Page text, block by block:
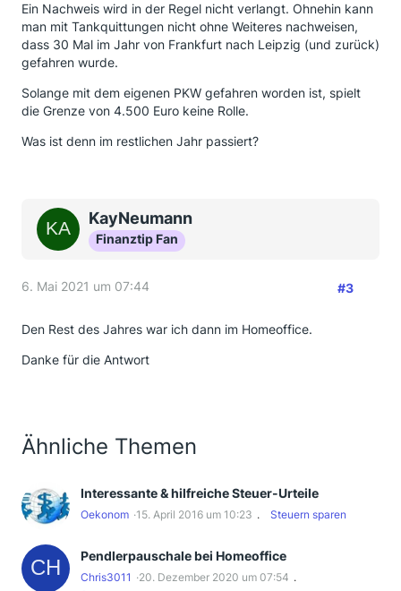
Ein Nachweis wird in der Regel nicht verlangt. Ohnehin kann
man mit Tankquittungen nicht ohne Weiteres nachweisen,
dass 30 Mal im Jahr von Frankfurt nach Leipzig (und zurück)
gefahren wurde.
Solange mit dem eigenen PKW gefahren worden ist, spielt
die Grenze von 4.500 Euro keine Rolle.
Was ist denn im restlichen Jahr passiert?
KayNeumann
Finanztip Fan
6. Mai 2021 um 07:44 #3
Den Rest des Jahres war ich dann im Homeoffice.
Danke für die Antwort
Ähnliche Themen
Interessante & hilfreiche Steuer-Urteile
Oekonom 15. April 2016 um 10:23 Steuern sparen
Pendlerpauschale bei Homeoffice
Chris3011
20. Dezember 2020 um 07:54